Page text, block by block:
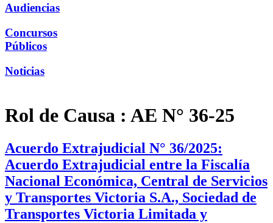
Audiencias
Concursos
Públicos
Noticias
Rol de Causa : AE N° 36-25
Acuerdo Extrajudicial N° 36/2025:
Acuerdo Extrajudicial entre la Fiscalía
Nacional Económica, Central de Servicios
y Transportes Victoria S.A., Sociedad de
Transportes Victoria Limitada y